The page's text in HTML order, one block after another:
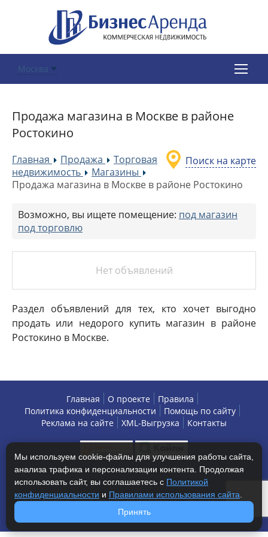
Москва
Продажа магазина в Москве в районе
Ростокино
Поиск на карте
Главная »Продажа »
Торговая
недвижимость
»Магазины
Продажа магазина в Москве в районе Ростокино
Возможно, вы ищете помещение: под магазин
под торговлю
Нет объявлений
Раздел объявлений для тех, кто хочет выгодно
продать или недорого купить магазин в районе
Ростокино в Москве.
Главная О проекте
Правила
Политика конфиденциальности
Помощь по сайту
Реклама на сайте
XML-Выгрузка Контакты
Copyright © 2013-2026 БизнесАренда - коммерческая
недвижимость, г. Москва. Все права защищены.
Мы используем cookie-файлы для улучшения работы сайта,
анализа трафика и персонализации контента. Продолжая
использовать сайт, вы соглашаетесь с Политикой
конфиденциальности и Правилами использования сайта
Принять